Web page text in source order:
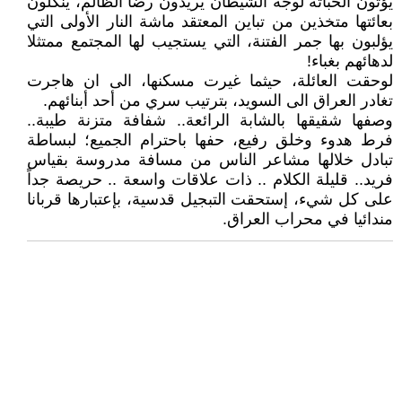
بعائتها متخذين من تباين المعتقد ماشة النار الأولى التي
يؤلبون بها جمر الفتنة، التي يستجيب لها المجتمع ممتثلا
لدهائهم بغباء!
لوحقت العائلة، حيثما غيرت مسكنها، الى ان هاجرت
تغادر العراق الى السويد، بترتيب سري من أحد أبنائهم.
وصفها شقيقها بالشابة الرائعة.. شفافة متزنة طيبة..
فرط هدوء وخلق رفيع، حفها باحترام الجميع؛ لبساطة
تبادل خلالها مشاعر الناس من مسافة مدروسة بقياس
فريد.. قليلة الكلام .. ذات علاقات واسعة .. حريصة جداً
على كل شيء، إستحقت التبجيل قدسية، بإعتبارها قربانا
مندائيا في محراب العراق.